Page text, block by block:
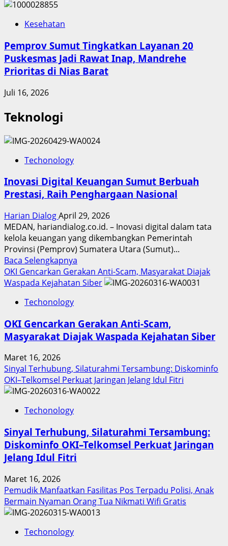
Kesehatan
Pemprov Sumut Tingkatkan Layanan 20
Puskesmas Jadi Rawat Inap, Mandrehe
Prioritas di Nias Barat
Juli 16, 2026
Teknologi
Techonology
Inovasi Digital Keuangan Sumut Berbuah
Prestasi, Raih Penghargaan Nasional
Harian DialogApril 29, 2026
MEDAN, hariandialog.co.id. – Inovasi digital dalam tata
kelola keuangan yang dikembangkan Pemerintah
Provinsi (Pemprov) Sumatera Utara (Sumut)...
Baca Selengkapnya
more
about
Sumut
Berbuah
Penghargaan
Nasional
OKI Gencarkan Gerakan Anti-Scam, Masyarakat Diajak
Waspada Kejahatan Siber
Techonology
OKI Gencarkan Gerakan Anti-Scam,
Masyarakat Diajak Waspada Kejahatan Siber
Maret 16, 2026
Sinyal Terhubung, Silaturahmi Tersambung: Diskominfo
OKI–Telkomsel Perkuat Jaringan Jelang Idul Fitri
Techonology
Sinyal Terhubung, Silaturahmi Tersambung:
Diskominfo OKI–Telkomsel Perkuat Jaringan
Jelang Idul Fitri
Maret 16, 2026
Pemudik Manfaatkan Fasilitas Pos Terpadu Polisi, Anak
Bermain Nyaman Orang Tua Nikmati Wifi Gratis
Techonology